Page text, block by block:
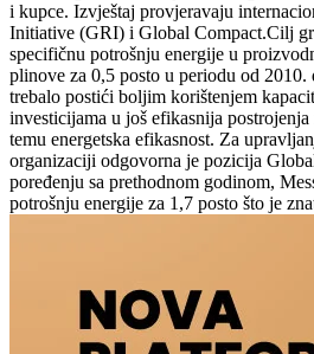
i kupce. Izvještaj provjeravaju
Initiative (GRI) i Global Compact.Cilj
specifičnu potrošnju energije u
plinove za 0,5 posto u periodu od
trebalo postići boljim korištenjem
investicijama u još efikasnija
temu energetska efikasnost. Za
organizaciji odgovorna je pozicija
poređenju sa prethodnom godinom,
potrošnju energije za 1,7 posto što je